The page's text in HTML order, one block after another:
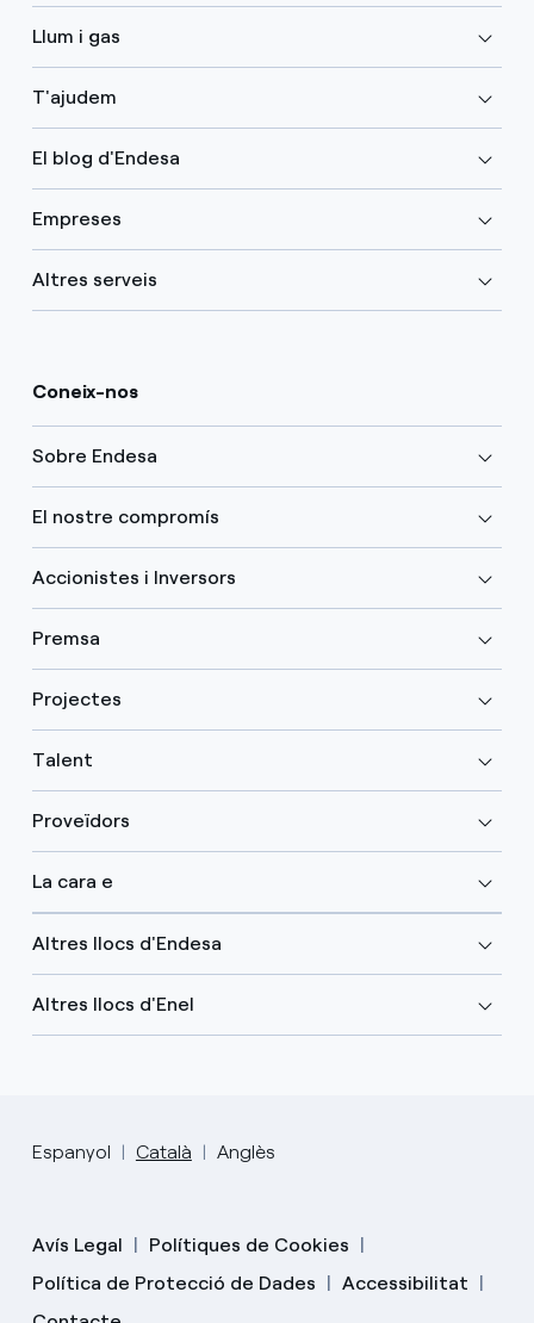
Llum i gas
T'ajudem
El blog d'Endesa
Empreses
Altres serveis
Coneix-nos
Sobre Endesa
El nostre compromís
Accionistes i Inversors
Premsa
Projectes
Talent
Proveïdors
La cara e
Altres llocs d'Endesa
Altres llocs d'Enel
Espanyol Català Anglès
Avís Legal
Polítiques de Cookies
Política de Protecció de Dades
Accessibilitat